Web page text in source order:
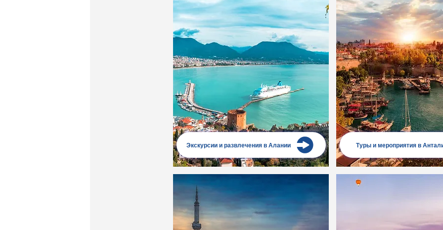
Экскурсии и развлечения в Алании Туры и мероприятия в